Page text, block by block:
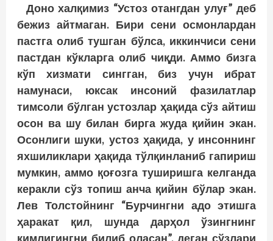
Доно халқимиз “Устоз отангдан улуғ” деб
бежиз айтмаган. Бири сени осмонлардан
пастга олиб тушган бўлса, иккинчиси сени
пастдан кўкларга олиб чиқди. Аммо бизга
кўп хизмати сингган, биз учун ибрат
намунаси, юксак инсоний фазилатлар
тимсоли бўлган устозлар ҳақида сўз айтиш
осон ва шу билан бирга жуда қийин экан.
Осонлиги шуки, устоз ҳақида, у инсоннинг
яхшиликлари ҳақида тўлқинланиб гапириш
мумкин, аммо қоғозга туширишга келганда
керакли сўз топиш анча қийин бўлар экан.
Лев Толстойнинг “Бурчингни адо этишга
ҳаракат қил, шунда дарҳол ўзингнинг
кимлигингни билиб оласан”, деган сўзлари